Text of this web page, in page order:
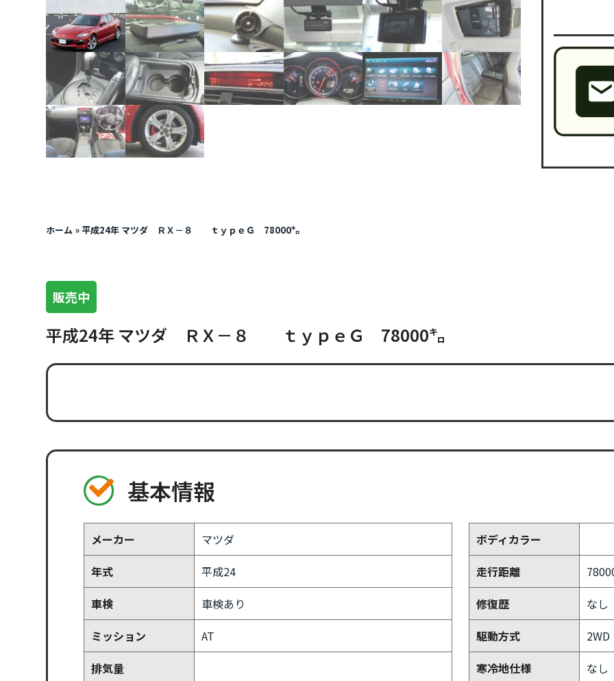
ホーム » 平成24年 マツダ ＲＸ－８ ｔｙｐｅＧ 78000㌔
販売中
平成24年 マツダ ＲＸ－８ ｔｙｐｅＧ 78000㌔
基本情報
メーカー
マツダ
年式
平成24
車検
車検あり
ミッション
AT
排気量
ボディカラー
走行距離
修復歴
なし
駆動方式
2WD
寒冷地仕様
なし